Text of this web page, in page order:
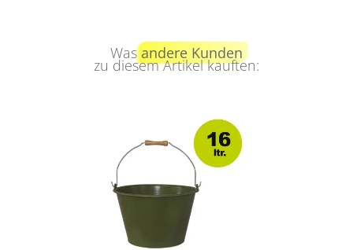
Wasandere Kunden
zu diesem Artikel kauften: